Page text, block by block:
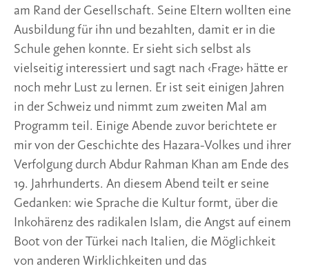
am Rand der Gesellschaft. Seine Eltern wollten eine
Ausbildung für ihn und bezahlten, damit er in die
Schule gehen konnte. Er sieht sich selbst als
vielseitig interessiert und sagt nach ‹Frage› hätte er
noch mehr Lust zu lernen. Er ist seit einigen Jahren
in der Schweiz und nimmt zum zweiten Mal am
Programm teil. Einige Abende zuvor berichtete er
mir von der Geschichte des Hazara-Volkes und ihrer
Verfolgung durch Abdur Rahman Khan am Ende des
19. Jahrhunderts. An diesem Abend teilt er seine
Gedanken: wie Sprache die Kultur formt, über die
Inkohärenz des radikalen Islam, die Angst auf einem
Boot von der Türkei nach Italien, die Möglichkeit
von anderen Wirklichkeiten und das